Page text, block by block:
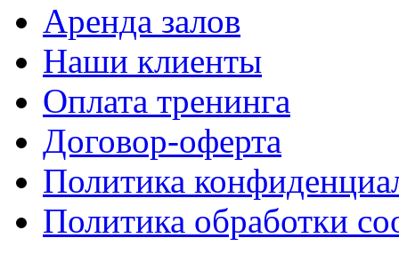
Аренда залов
Наши клиенты
Оплата тренинга
Договор-оферта
Политика
Политика обработки